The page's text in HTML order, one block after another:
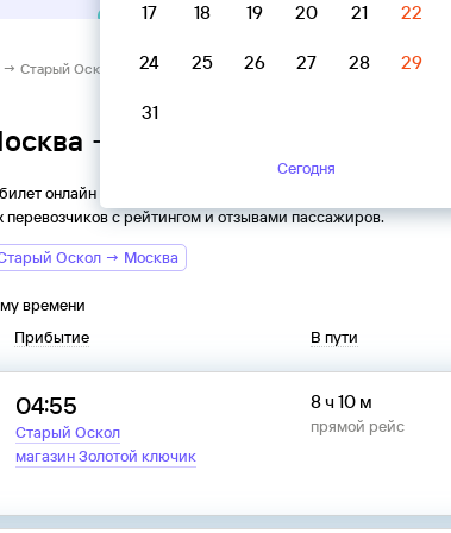
Старый Оскол
→ Старый Оскол
онлайн на автобус из
с рейтингом и отзывами пассажиров.
Оскол → Москва
времени
Прибытие
В пути
04:55
Старый Оскол
магазин Золотой ключик
8 ч 10 м
прямой рейс
17 18 19 20 21 22
24 25 26 27 28 29
31
Сегодня